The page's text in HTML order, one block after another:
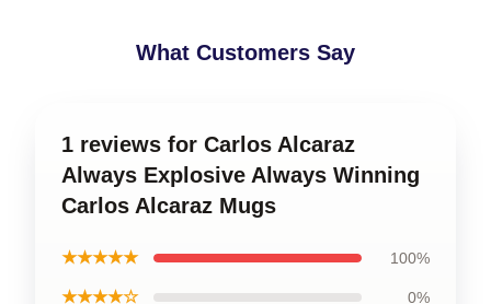
What Customers Say
1 reviews for Carlos Alcaraz
Always Explosive Always Winning
Carlos Alcaraz Mugs
★★★★★ 100%
★★★★☆ 0%